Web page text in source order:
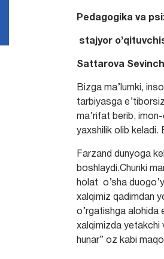
Pedagogika va
stajyor
Sattarova
Bizga ma’lumki,
tarbiyasga
ma’rifat berib,
yaxshilik olib keladi.
Farzand dunyoga
boshlaydi.Chunki
holat o’sha
xalqimiz qadimdan
o’rgatishga alohida
xalqimizda yetakchi
hunar” oz kabi